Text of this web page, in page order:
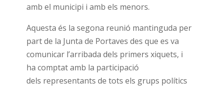
amb el municipi i amb els menors.
Aquesta és la segona reunió mantinguda per
part de la Junta de Portaves des que es va
comunicar l’arribada dels primers xiquets, i
ha comptat amb la participació
dels representants de tots els grups polítics